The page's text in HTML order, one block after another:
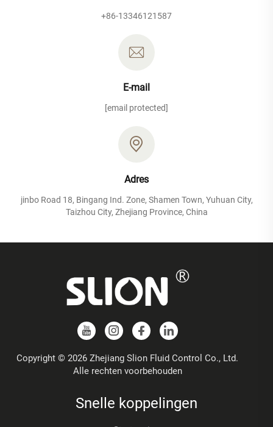
+86-13346121587
E-mail
[email protected]
Adres
jinbo Road 18, Bingang Ind. Zone, Shamen Town, Yuhuan City,
Taizhou City, Zhejiang Province, China
Copyright © 2026 Zhejiang Slion Fluid Control Co., Ltd.
Alle rechten voorbehouden
Snelle koppelingen